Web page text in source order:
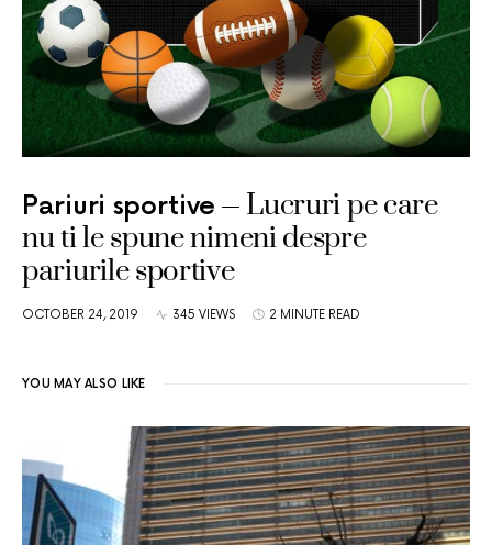
Pariuri sportive
Lucruri pe care
nu ti le spune nimeni despre
pariurile sportive
OCTOBER 24, 2019 345 VIEWS 2 MINUTE READ
YOU MAY ALSO LIKE